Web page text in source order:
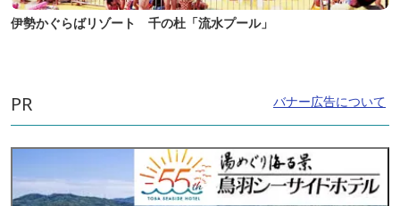
伊勢かぐらばリゾート 千の杜「流水プール」
PR バナー広告について